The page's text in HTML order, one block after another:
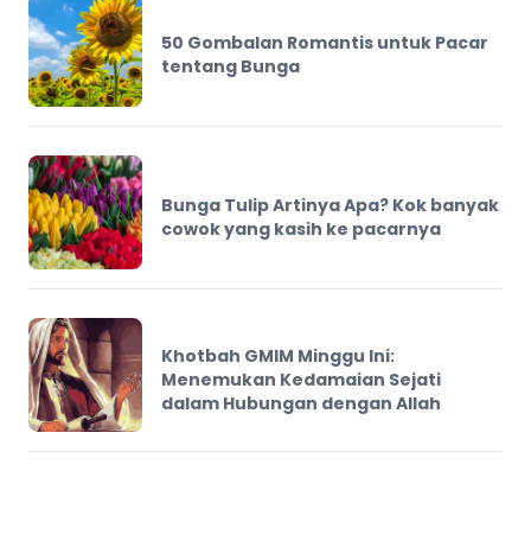
50 Gombalan Romantis untuk Pacar
tentang Bunga
Bunga Tulip Artinya Apa? Kok banyak
cowok yang kasih ke pacarnya
Khotbah GMIM Minggu Ini:
Menemukan Kedamaian Sejati
dalam Hubungan dengan Allah